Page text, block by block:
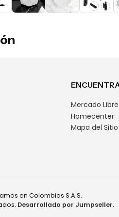
Mercado Libre
Homecenter
Mapa del Sitio
en Colombias S.A.S.
Desarrollado por Jumpseller.